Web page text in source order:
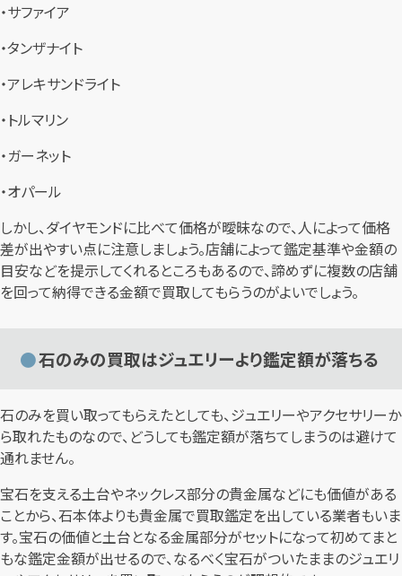
・サファイア
・タンザナイト
・アレキサンドライト
・トルマリン
・ガーネット
・オパール
しかし、ダイヤモンドに比べて価格が曖昧なので、人によって価格
差が出やすい点に注意しましょう。店舗によって鑑定基準や金額の
目安などを提示してくれるところもあるので、諦めずに複数の店舗
を回って納得できる金額で買取してもらうのがよいでしょう。
石のみの買取はジュエリーより鑑定額が落ちる
石のみを買い取ってもらえたとしても、ジュエリーやアクセサリーか
ら取れたものなので、どうしても鑑定額が落ちてしまうのは避けて
通れません。
宝石を支える土台やネックレス部分の貴金属などにも価値がある
ことから、石本体よりも貴金属で買取鑑定を出している業者もいま
す。宝石の価値と土台となる金属部分がセットになって初めてまと
もな鑑定金額が出せるので、なるべく宝石がついたままのジュエリ